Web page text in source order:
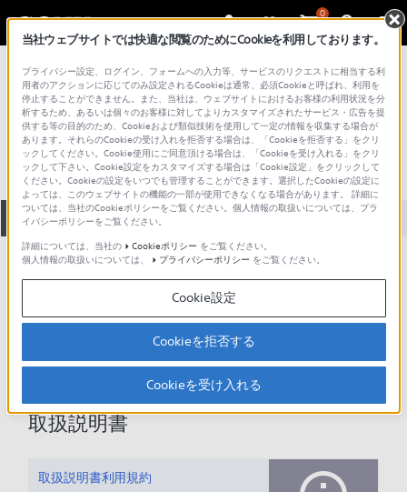
0
総合サポート・お問い合わせ プロフェッショナル／業務用
CCQ-10BRS
全て ダウンロード 取扱説明書 Q&A
ダウンロード
現在、本ページで提供されているアップデート情報はありませ
取扱説明書
取扱説明書利用規約
当社ウェブサイトでは快適な閲覧のためにCookieを利用しております。
プライバシー設定、ログイン、フォームへの入力等、サービスのリクエストに相当する利
用者のアクションに応じてのみ設定されるCookieは通常、必須Cookieと呼ばれ、利用を
停止することができません。また、当社は、ウェブサイトにおけるお客様の利用状況を分
析するため、あるいは個々のお客様に対してよりカスタマイズされたサービス・広告を提
供する等の目的のため、Cookieおよび類似技術を使用して一定の情報を収集する場合が
あります。それらのCookieの受け入れを拒否する場合は、「Cookieを拒否する」をクリ
ックしてください。Cookie使用にご同意頂ける場合は、「Cookieを受け入れる」をクリ
ックして下さい。Cookie設定をカスタマイズする場合は「Cookie設定」をクリックして
ください。Cookieの設定をいつでも管理することができます。選択したCookieの設定に
よっては、このウェブサイトの機能の一部が使用できなくなる場合があります。 詳細に
ついては、当社のCookieポリシーをご覧ください。個人情報の取扱いについては、プラ
イバシーポリシーをご覧ください。
詳細については、当社の
Cookieポリシー をご覧ください。
個人情報の取扱いについては、
プライバシーポリシー をご覧ください。
Cookie設定
Cookieを拒否する
Cookieを受け入れる